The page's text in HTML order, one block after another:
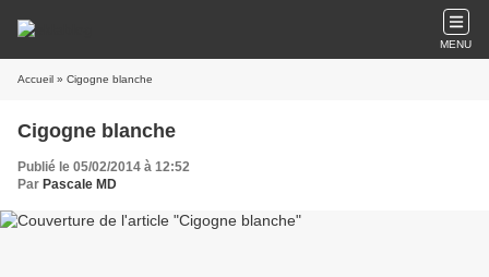
MENU
Accueil » Cigogne blanche
Cigogne blanche
Publié le 05/02/2014 à 12:52
Par Pascale MD